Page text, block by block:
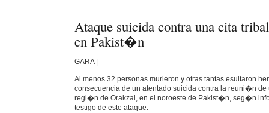
Ataque suicida contra una cita
en Pakist�n
GARA |
Al menos 32 personas murieron y otras tantas esultaron
consecuencia de un atentado suicida contra la reuni�n de
regi�n de Orakzai, en el noroeste de Pakist�n, seg�n
testigo de este ataque.